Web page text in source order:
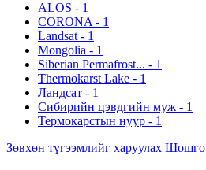
ALOS - 1
CORONA - 1
Landsat - 1
Mongolia - 1
Siberian Permafrost... - 1
Thermokarst Lake - 1
Ландсат - 1
Сибирийн цэвдгийн муж - 1
Термокарстын нуур - 1
Зөвхөн түгээмлийг харуулах Шошго